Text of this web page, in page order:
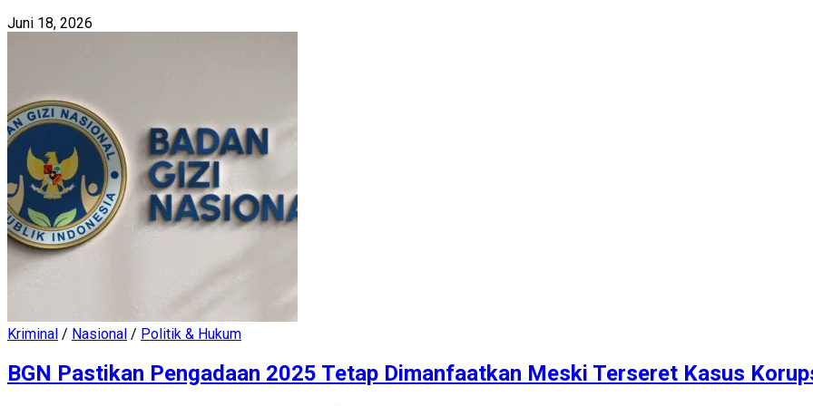
Juni 18, 2026
Kriminal / Nasional / Politik & Hukum
BGN Pastikan Pengadaan 2025 Tetap Dimanfaatkan Meski Terseret Kasus